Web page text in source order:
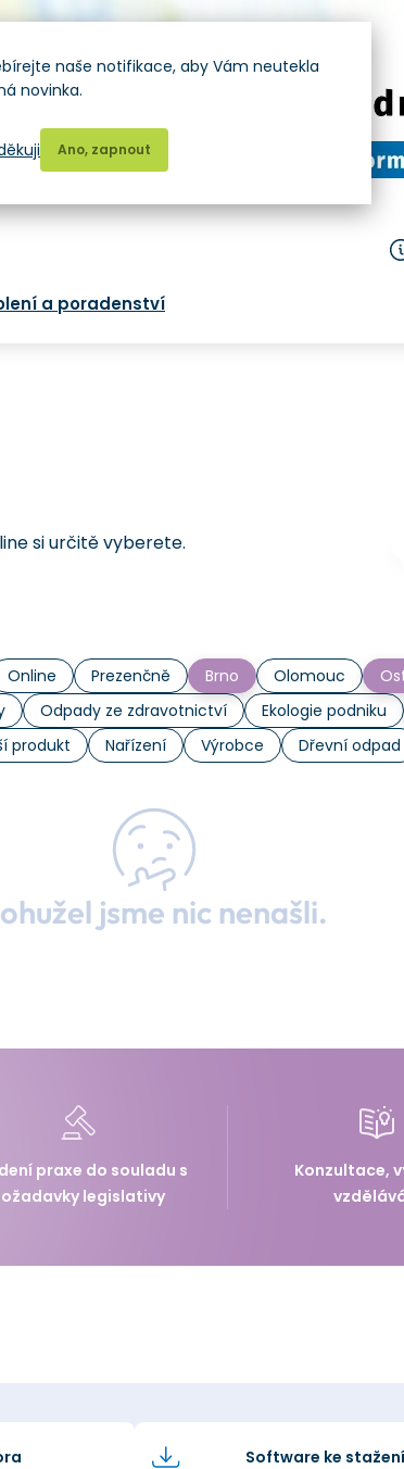
a poradenství
si určitě vyberete.
Online Prezenčně Brno Olomouc
Odpady ze zdravotnictví Ekologie podniku
produkt Nařízení Výrobce Dřevní odpad
jsme nic nenašli.
praxe do souladu s
legislativy
Konzultace,
Software ke stažení
naše notifikace, aby Vám neutekla
novinka.
Ano, zapnout